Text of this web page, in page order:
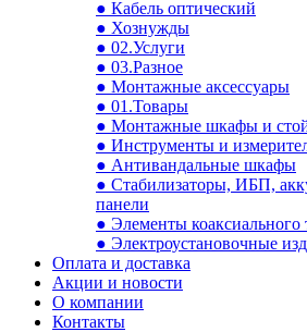
● Кабель оптический
● Хознужды
● 02.Услуги
● 03.Разное
● Монтажные аксессуары
● 01.Товары
● Монтажные шкафы и
● Инструменты и
● Антивандальные шкафы
● Стабилизаторы, ИБП,
панели
● Элементы коаксиального
● Электроустановочные
Оплата и доставка
Акции и новости
О компании
Контакты